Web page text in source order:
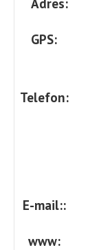
GPS:
Telefon:
E-mail::
www: